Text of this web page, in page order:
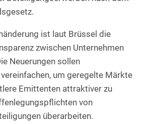
ist laut Brüssel die
zwischen Unternehmen
Neuerungen sollen
um geregelte Märkte
Emittenten attraktiver zu
von
überarbeiten.